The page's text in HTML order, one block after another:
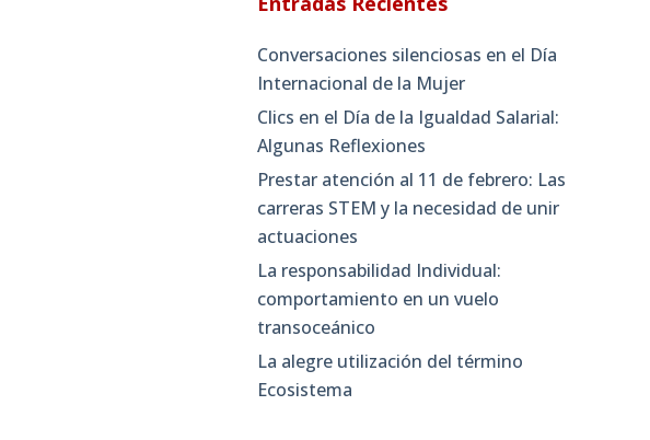
Conversaciones silenciosas en el Día
Internacional de la Mujer
Clics en el Día de la Igualdad Salarial:
Algunas Reflexiones
Prestar atención al 11 de febrero: Las
carreras STEM y la necesidad de unir
actuaciones
La responsabilidad Individual:
comportamiento en un vuelo
transoceánico
La alegre utilización del término
Ecosistema